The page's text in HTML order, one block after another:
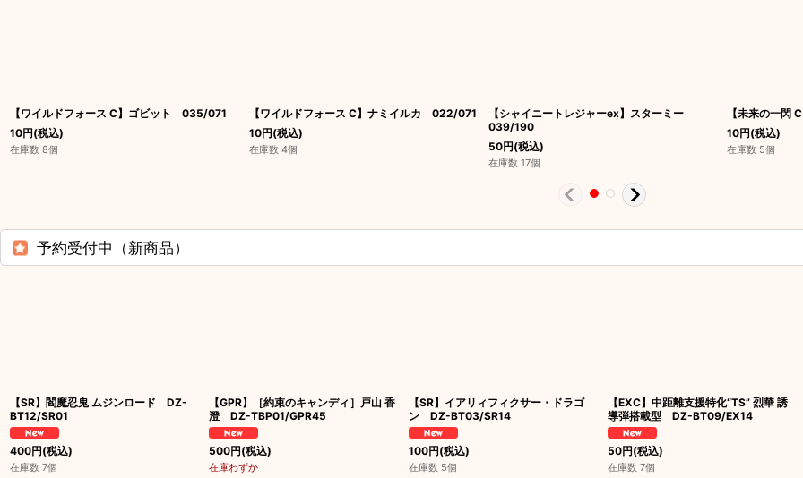
【ワイルドフォース C】ゴビット 035/071
10円(税込)
在庫数 8個
【ワイルドフォース C】ナミイルカ 022/071
10円(税込)
在庫数 4個
【シャイニートレジャーex】スターミー
039/190
50円(税込)
在庫数 17個
【未来の一
10円(税込)
在庫数 5個
予約受付中（新商品）
【SR】閻魔忍鬼 ムジンロード DZ-
BT12/SR01
400円(税込)
在庫数 7個
【GPR】［約束のキャンディ］戸山 香
澄 DZ-TBP01/GPR45
500円(税込)
在庫わずか
【SR】イアリィフィクサー・ドラゴ
ン DZ-BT03/SR14
100円(税込)
在庫数 5個
【EXC】中距離支援特化“TS” 烈華 誘
導弾搭載型 DZ-BT09/EX14
50円(税込)
在庫数 7個